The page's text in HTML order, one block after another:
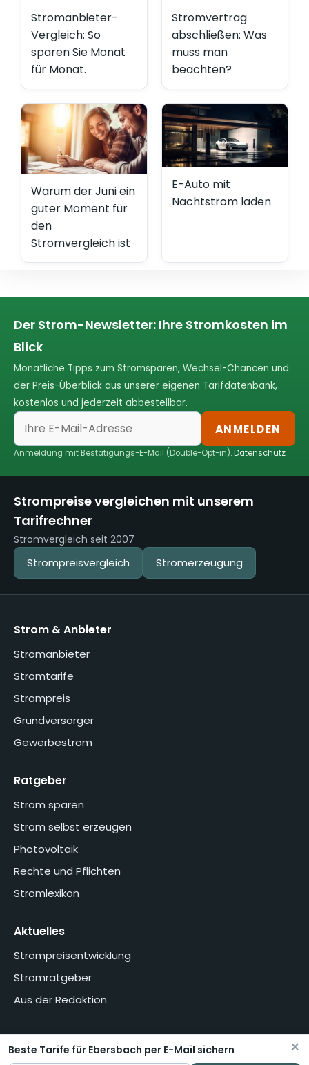
Stromanbieter-
Vergleich: So
sparen Sie Monat
für Monat.
Stromvertrag
abschließen: Was
muss man
beachten?
Warum der Juni ein
guter Moment für
den
Stromvergleich ist
E-Auto mit
Nachtstrom laden
Der Strom-Newsletter: Ihre Stromkosten im
Blick
Monatliche Tipps zum Stromsparen, Wechsel-Chancen und
der Preis-Überblick aus unserer eigenen Tarifdatenbank,
kostenlos und jederzeit abbestellbar.
ANMELDEN
Anmeldung mit Bestätigungs-E-Mail (Double-Opt-in).Datenschutz
Strompreise vergleichen mit unserem
Tarifrechner
Stromvergleich seit 2007
Strompreisvergleich Stromerzeugung
Strom & Anbieter
Stromanbieter
Stromtarife
Strompreis
Grundversorger
Gewerbestrom
Ratgeber
Strom sparen
Strom selbst erzeugen
Photovoltaik
Rechte und Pflichten
Stromlexikon
Aktuelles
Strompreisentwicklung
Stromratgeber
Aus der Redaktion
HomeÜber unsMethodikPresseDatenschutzerklärung
×
Beste Tarife für Ebersbach per E-Mail sichern